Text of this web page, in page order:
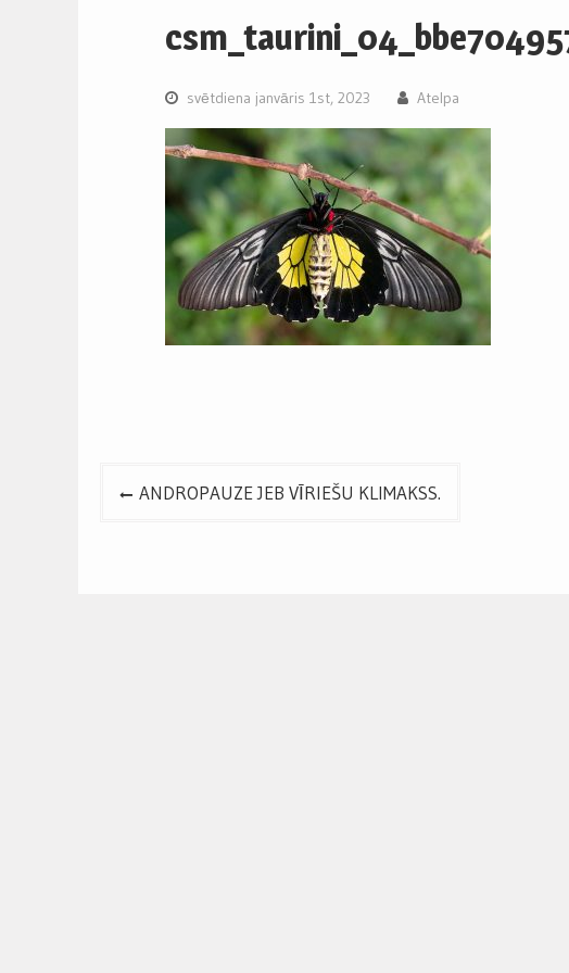
svētdiena janvāris 1st, 2023 Atelpa
PostANDROPAUZE JEB VĪRIEŠU KLIMAKSS.